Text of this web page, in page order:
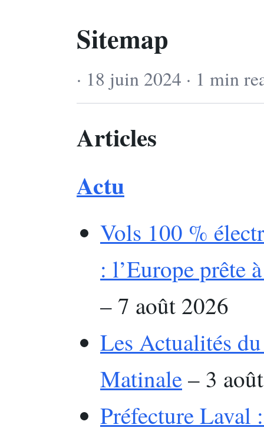
Sitemap
· 18 juin 2024 · 1 min
Articles
Actu
Vols 100 %
: l’Europe prête
– 7 août 2026
Les Actualités
Matinale– 3
Préfecture Laval